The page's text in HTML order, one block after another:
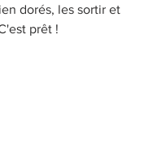
dorés, les sortir et
prêt !